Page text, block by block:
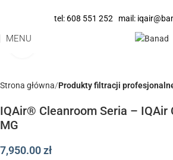
tel: 608 551 252 mail:
MENU
Strona główna Produkty filtracji
IQAir® Cleanroom Seria – IQAir
MG
7,950.00zł